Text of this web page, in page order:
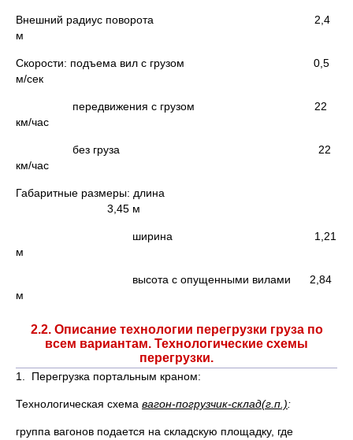
Внешний радиус поворота 2,4
м
Скорости: подъема вил с грузом 0,5
м/сек
передвижения с грузом 22
км/час
без груза 22
км/час
Габаритные размеры: длина
3,45 м
ширина 1,21
м
высота с опущенными вилами 2,84
м
2.2. Описание технологии перегрузки груза по
всем вариантам. Технологические схемы
перегрузки.
1. Перегрузка портальным краном:
Технологическая схема вагон-погрузчик-склад(г.п.):
группа вагонов подается на складскую площадку, где